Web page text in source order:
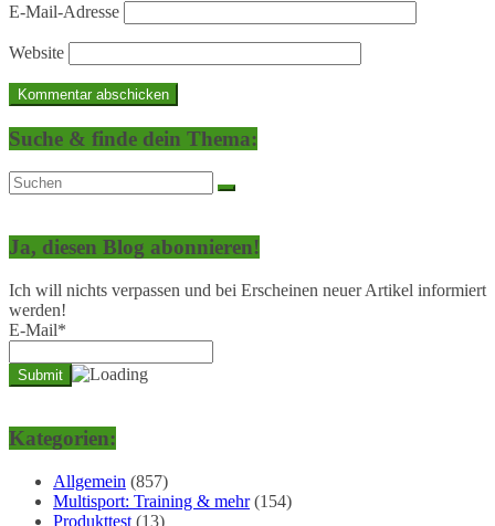
E-Mail-Adresse
Website
Suche & finde dein Thema:
Ja, diesen Blog abonnieren!
Ich will nichts verpassen und bei Erscheinen neuer Artikel informiert
werden!
E-Mail*
Kategorien:
Allgemein (857)
Multisport: Training & mehr(154)
Produkttest (13)